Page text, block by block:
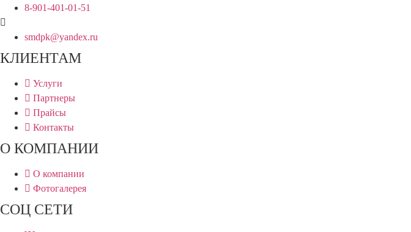
8-901-401-01-51
smdpk@yandex.ru
КЛИЕНТАМ
Услуги
Партнеры
Прайсы
Контакты
О КОМПАНИИ
О компании
Фотогалерея
СОЦ СЕТИ